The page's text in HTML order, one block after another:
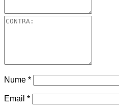
Nume *
Email *